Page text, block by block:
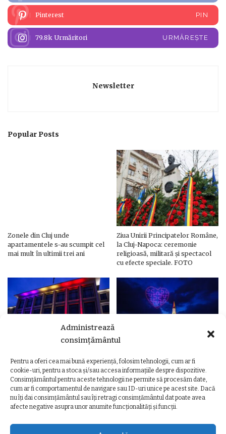
Administrează
consimțământul
Pentru a oferi cea mai bună experiență, folosim tehnologii, cum ar fi
cookie-uri, pentru a stoca și/sau accesa informațiile despre dispozitive.
Consimțământul pentru aceste tehnologii ne permite să procesăm date,
cum ar fi comportamentul de navigare sau ID-uri unice pe acest site. Dacă
nu îți dai consimțământul sau îți retragi consimțământul dat poate avea
afecte negative asupra unor anumite funcționalități și funcții.
Pinterest PIN
79.8k Urmăritori URMĂREȘTE
Newsletter
Popular Posts
Zonele din Cluj unde
apartamentele s-au scumpit cel
mai mult în ultimii trei ani
Ziua Unirii Principatelor Române,
la Cluj-Napoca: ceremonie
religioasă, militară și spectacol
cu efecte speciale. FOTO
Ziua Unirii Principatelor Române
– Clădiri și poduri din Cluj,
iluminate în culorile drapelului
Ziua Unirii la Cluj-Napoca.
Programul complet al
evenimentelor